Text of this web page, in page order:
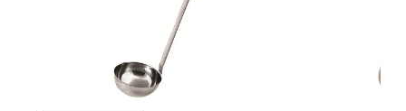
Brodtkorbsgate 7, 1338 Sandvika
0 i butikk